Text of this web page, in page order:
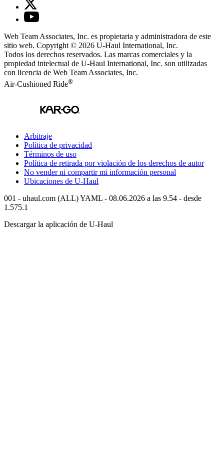
Web Team Associates, Inc. es propietaria y administradora de este
sitio web. Copyright © 2026 U-Haul International, Inc.
Todos los derechos reservados. Las marcas comerciales y la
propiedad intelectual de U-Haul International, Inc. son utilizadas
con licencia de Web Team Associates, Inc.
Air-Cushioned Ride®
Arbitraje
Política de privacidad
Términos de uso
Política de retirada por violación de los derechos de autor
No vender ni compartir mi información personal
Ubicaciones de U-Haul
001 - uhaul.com (ALL) YAML - 08.06.2026 a las 9.54 - desde
1.575.1
Descargar la aplicación de U-Haul